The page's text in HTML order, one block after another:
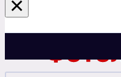
Казань
×